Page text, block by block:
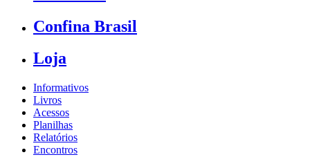
Confina Brasil
Loja
Informativos
Livros
Acessos
Planilhas
Relatórios
Encontros